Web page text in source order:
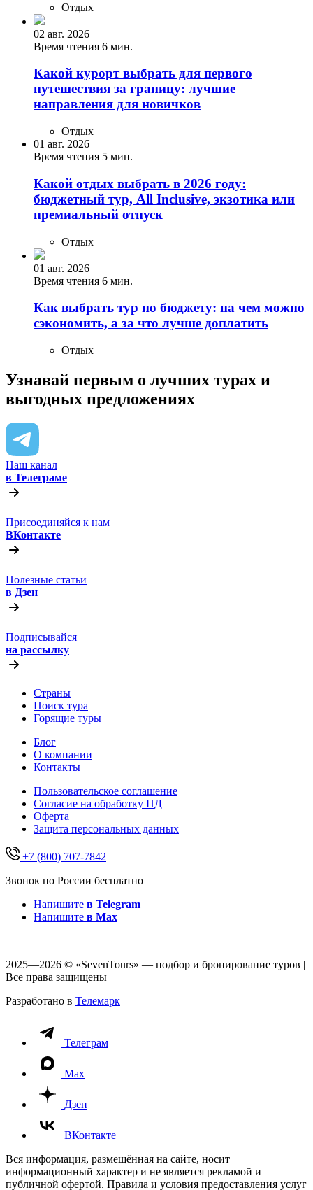
Отдых
02 авг. 2026
Время чтения 6 мин.
Какой курорт выбрать для первого
путешествия за границу: лучшие
направления для новичков
Отдых
01 авг. 2026
Время чтения 5 мин.
Какой отдых выбрать в 2026 году:
бюджетный тур, All Inclusive, экзотика или
премиальный отпуск
Отдых
01 авг. 2026
Время чтения 6 мин.
Как выбрать тур по бюджету: на чем можно
сэкономить, а за что лучше доплатить
Отдых
Узнавай первым о лучших турах и
выгодных предложениях
Наш канал
в Телеграме
Присоединяйся к нам
ВКонтакте
Полезные статьи
в Дзен
Подписывайся
на рассылку
Страны
Поиск тура
Горящие туры
Блог
О компании
Контакты
Пользовательское соглашение
Согласие на обработку ПД
Оферта
Защитa персональных данных
+7 (800) 707-7842
Звонок по России бесплатно
Напишите в Telegram
Напишите в Max
2025—2026 © «SevenTours» — подбор и бронирование туров |
Все права защищены
Разработано в Телемарк
Телеграм
Max
Дзен
ВКонтакте
Вся информация, размещённая на сайте, носит
информационный характер и не является рекламой и
публичной офертой. Правила и условия предоставления услуг